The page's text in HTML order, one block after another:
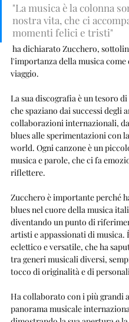
"La musica è la colonna
nostra vita, che ci
momenti felici e tristi"
ha dichiarato Zucchero,
l'importanza della musica come
viaggio.
La sua discografia è un tesoro
che spaziano dai successi degli
collaborazioni internazionali,
blues alle sperimentazioni con
world. Ogni canzone è un
musica e parole, che ci fa
riflettere.
Zucchero è importante perché
blues nel cuore della musica
diventando un punto di
artisti e appassionati di musica.
eclettico e versatile, che ha
tra generi musicali diversi,
tocco di originalità e di
Ha collaborato con i più grandi
panorama musicale